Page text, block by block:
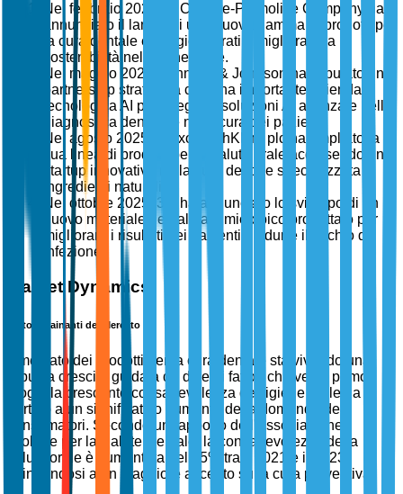
Nel febbraio 2025, la Colgate-Palmolive Company ha
annunciato il lancio di una nuova gamma di prodotti per
la cura dentale ecologici, mirati a migliorare la
sostenibilità nell'igiene orale.
Nel maggio 2025, Johnson & Johnson ha stipulato una
partnership strategica con una importante azienda
tecnologica AI per integrare soluzioni AI avanzate nella
diagnostica dentale e nella cura dei pazienti.
Nel agosto 2025, GlaxoSmithKline plc ha ampliato la
sua linea di prodotti per la salute orale acquisendo una
startup innovativa nella cura dentale specializzata in
ingredienti naturali.
Nel ottobre 2025, 3M ha annunciato lo sviluppo di un
nuovo materiale dentale antimicrobico progettato per
migliorare i risultati dei pazienti e ridurre il rischio di
infezione.
Market Dynamics
Fattori Trainanti del Mercato
Il mercato dei prodotti per la cura dentale sta vivendo una
robusta crescita guidata da diversi fattori chiave. In primo
luogo, la crescente consapevolezza dell'igiene orale ha
portato a un significativo aumento della domanda dei
consumatori. Secondo un rapporto dell'Associazione
Globale per la Salute Dentale, la consapevolezza della
salute orale è aumentata del 45% tra il 2021 e il 2023,
allineandosi a un maggiore accento sulla cura preventiva.